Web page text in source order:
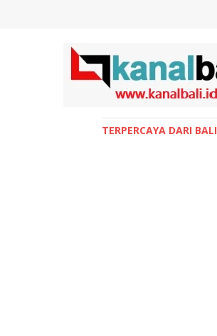
TERPERCAYA DARI BALI